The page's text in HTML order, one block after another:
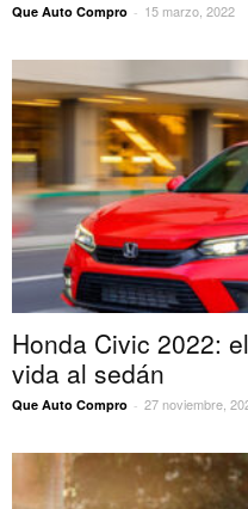
Que Auto Compro - 15 marzo, 2022
Honda Civic 2022:
vida al sedán
Que Auto Compro - 27 noviembre,